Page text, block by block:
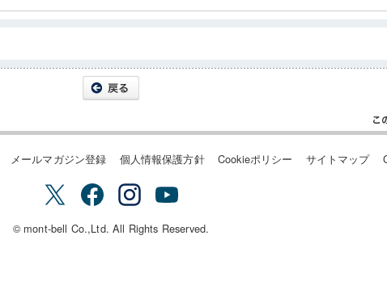
メールマガジン登録 個人情報保護方針 Cookieポリシー サイトマップ
© mont-bell Co.,Ltd. All Rights Reserved.